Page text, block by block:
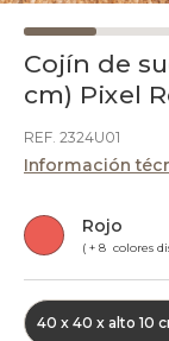
Cojín de
cm) Pixel
REF. 2324U01
Información
Rojo
40 x 40 x alto 10